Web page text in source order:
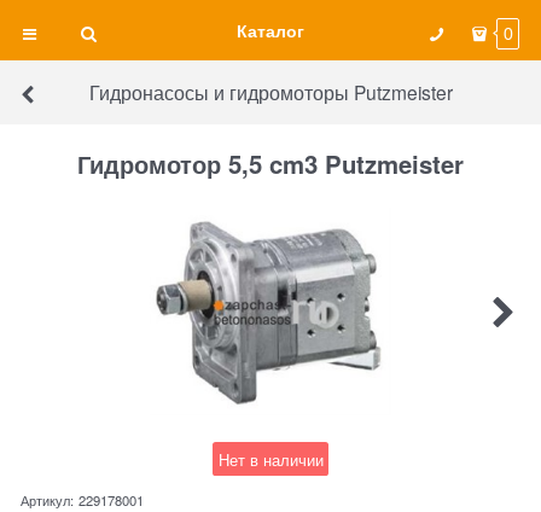
Каталог 0
Гидронасосы и гидромоторы Putzmeister
Гидромотор 5,5 cm3 Putzmeister
Нет в наличии
Артикул: 229178001